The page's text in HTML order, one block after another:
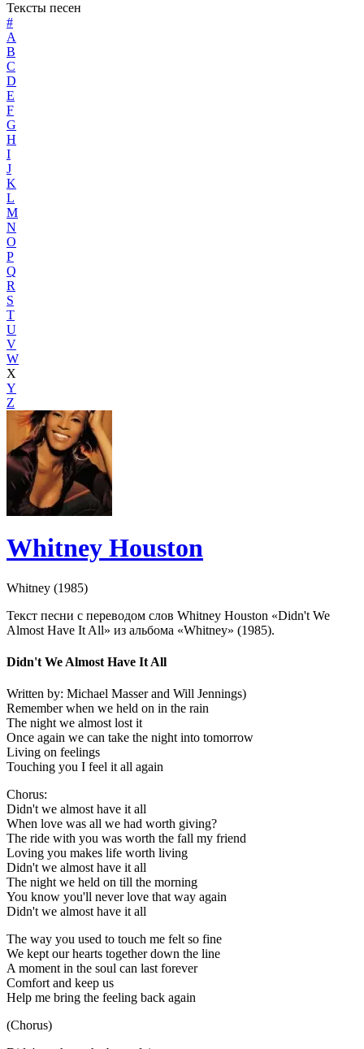
Тексты песен
#
A
B
C
D
E
F
G
H
I
J
K
L
M
N
O
P
Q
R
S
T
U
V
W
X
Y
Z
Whitney Houston
Whitney (1985)
Текст песни с переводом слов Whitney Houston «Didn't We
Almost Have It All» из альбома «Whitney» (1985).
Didn't We Almost Have It All
Written by: Michael Masser and Will Jennings)
Remember when we held on in the rain
The night we almost lost it
Once again we can take the night into tomorrow
Living on feelings
Touching you I feel it all again
Chorus:
Didn't we almost have it all
When love was all we had worth giving?
The ride with you was worth the fall my friend
Loving you makes life worth living
Didn't we almost have it all
The night we held on till the morning
You know you'll never love that way again
Didn't we almost have it all
The way you used to touch me felt so fine
We kept our hearts together down the line
A moment in the soul can last forever
Comfort and keep us
Help me bring the feeling back again
(Chorus)